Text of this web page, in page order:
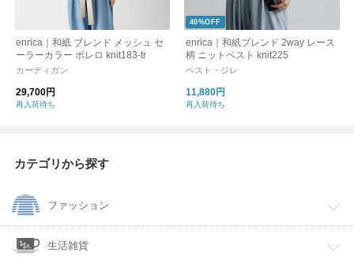
enrica｜和紙 ブレンド メッシュ セ
ーラーカラー ボレロ knit183-tr
カーディガン
29,700円
再入荷待ち
40%OFF
enrica｜和紙ブレンド 2way レース
柄 ニットベスト knit225
ベスト・ジレ
11,880円
再入荷待ち
カテゴリから探す
ファッション
生活雑貨